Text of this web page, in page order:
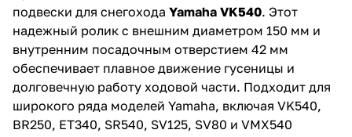
подвески для снегохода Yamaha VK540. Этот
надежный ролик с внешним диаметром 150 мм и
внутренним посадочным отверстием 42 мм
обеспечивает плавное движение гусеницы и
долговечную работу ходовой части. Подходит для
широкого ряда моделей Yamaha, включая VK540,
BR250, ET340, SR540, SV125, SV80 и VMX540